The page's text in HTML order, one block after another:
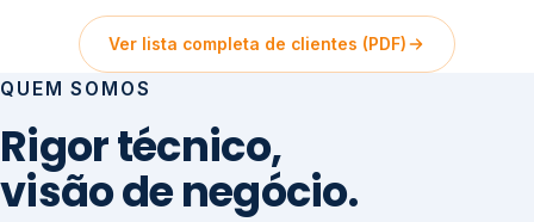
Ver lista completa de clientes (PDF)
QUEM SOMOS
Rigor técnico,
visão de negócio.